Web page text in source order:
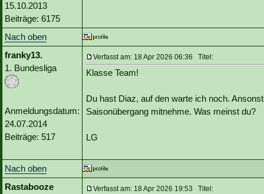
15.10.2013
Beiträge: 6175
Nach oben
franky13.
1. Bundesliga
Anmeldungsdatum:
24.07.2014
Beiträge: 517
Verfasst am: 18 Apr 2026 06:36 Titel:
Klasse Team!
Du hast Diaz, auf den warte ich noch.
Saisonübergang mitnehme. Was meinst du?
LG
Nach oben
Rastabooze
Verfasst am: 18 Apr 2026 19:53 Titel: